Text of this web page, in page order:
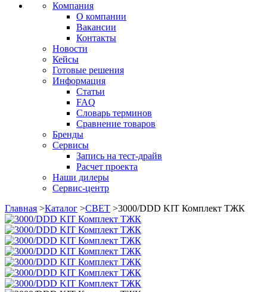
Компания
О компании
Вакансии
Контакты
Новости
Кейсы
Готовые решения
Информация
Статьи
FAQ
Словарь терминов
Сравнение товаров
Бренды
Сервисы
Запись на тест-драйв
Расчет проекта
Наши дилеры
Сервис-центр
Главная >Каталог >СВЕТ >3000/DDD KIT Комплект ТЖК